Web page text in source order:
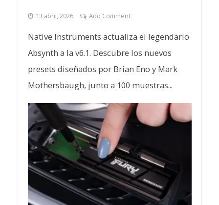
13 abril, 2026 Add Comment
Native Instruments actualiza el legendario
Absynth a la v6.1. Descubre los nuevos
presets diseñados por Brian Eno y Mark
Mothersbaugh, junto a 100 muestras...